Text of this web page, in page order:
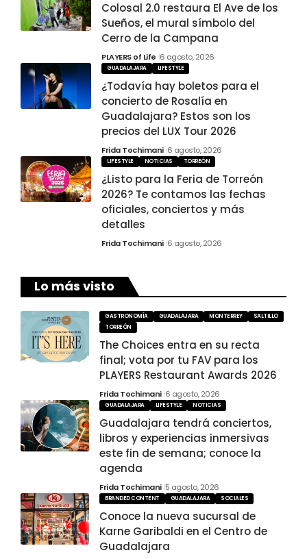
Colosal 2.0 restaura El Ave de los
Sueños, el mural símbolo del
Cerro de la Campana
PLAYERS of Life 6 agosto, 2026
GUADALAJARA LIFESTYLE
¿Todavía hay boletos para el
concierto de Rosalía en
Guadalajara? Estos son los
precios del LUX Tour 2026
Frida Tochimani 6 agosto, 2026
LIFESTYLE NOTICIAS TORREÓN
¿Listo para la Feria de Torreón
2026? Te contamos las fechas
oficiales, conciertos y más
detalles
Frida Tochimani 6 agosto, 2026
Lo más visto
GASTRONOMÍA GUADALAJARA MONTERREY
SALTILLO
TORREÓN
The Choices entra en su recta
final; vota por tu FAV para los
PLAYERS Restaurant Awards 2026
Frida Tochimani 6 agosto, 2026
GUADALAJARA LIFESTYLE NOTICIAS
Guadalajara tendrá conciertos,
libros y experiencias inmersivas
este fin de semana; conoce la
agenda
Frida Tochimani 5 agosto, 2026
BRANDED CONTENT GUADALAJARA SOCIALES
Conoce la nueva sucursal de
Karne Garibaldi en el Centro de
Guadalajara